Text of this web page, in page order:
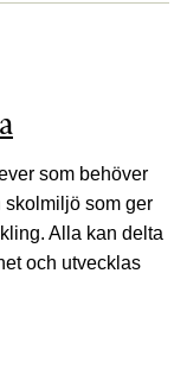
som behöver
skolmiljö som ger
Alla kan delta
och utvecklas